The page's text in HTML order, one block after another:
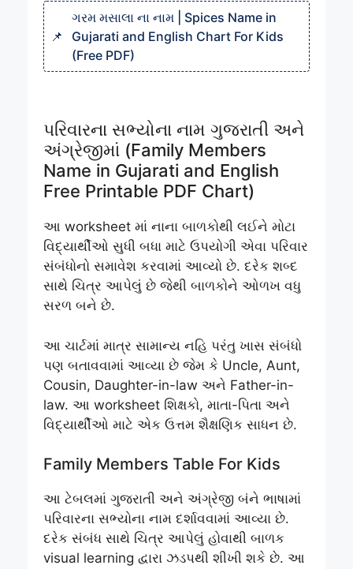
ગરમ મસાલા ના નામ | Spices Name in
Gujarati and English Chart For Kids
(Free PDF)
પરિવારના સભ્યોના નામ ગુજરાતી અને
અંગ્રેજીમાં (Family Members
Name in Gujarati and English
Free Printable PDF Chart)
આ worksheet માં નાના બાળકોથી લઈને મોટા
વિદ્યાર્થીઓ સુધી બધા માટે ઉપયોગી એવા પરિવાર
સંબંધોનો સમાવેશ કરવામાં આવ્યો છે. દરેક શબ્દ
સાથે ચિત્ર આપેલું છે જેથી બાળકોને ઓળખ વધુ
સરળ બને છે.
આ ચાર્ટમાં માત્ર સામાન્ય નહિ પરંતુ ખાસ સંબંધો
પણ બતાવવામાં આવ્યા છે જેમ કે Uncle, Aunt,
Cousin, Daughter-in-law અને Father-in-
law. આ worksheet શિક્ષકો, માતા-પિતા અને
વિદ્યાર્થીઓ માટે એક ઉત્તમ શૈક્ષણિક સાધન છે.
Family Members Table For Kids
આ ટેબલમાં ગુજરાતી અને અંગ્રેજી બંને ભાષામાં
પરિવારના સભ્યોના નામ દર્શાવવામાં આવ્યા છે.
દરેક સંબંધ સાથે ચિત્ર આપેલું હોવાથી બાળક
visual learning દ્વારા ઝડપથી શીખી શકે છે. આ